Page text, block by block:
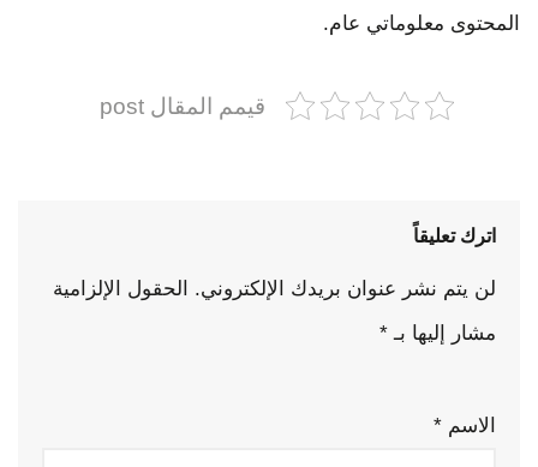
المحتوى معلوماتي عام.
قيمم المقال post
اترك تعليقاً
لن يتم نشر عنوان بريدك الإلكتروني.
الحقول الإلزامية
مشار إليها بـ *
الاسم *